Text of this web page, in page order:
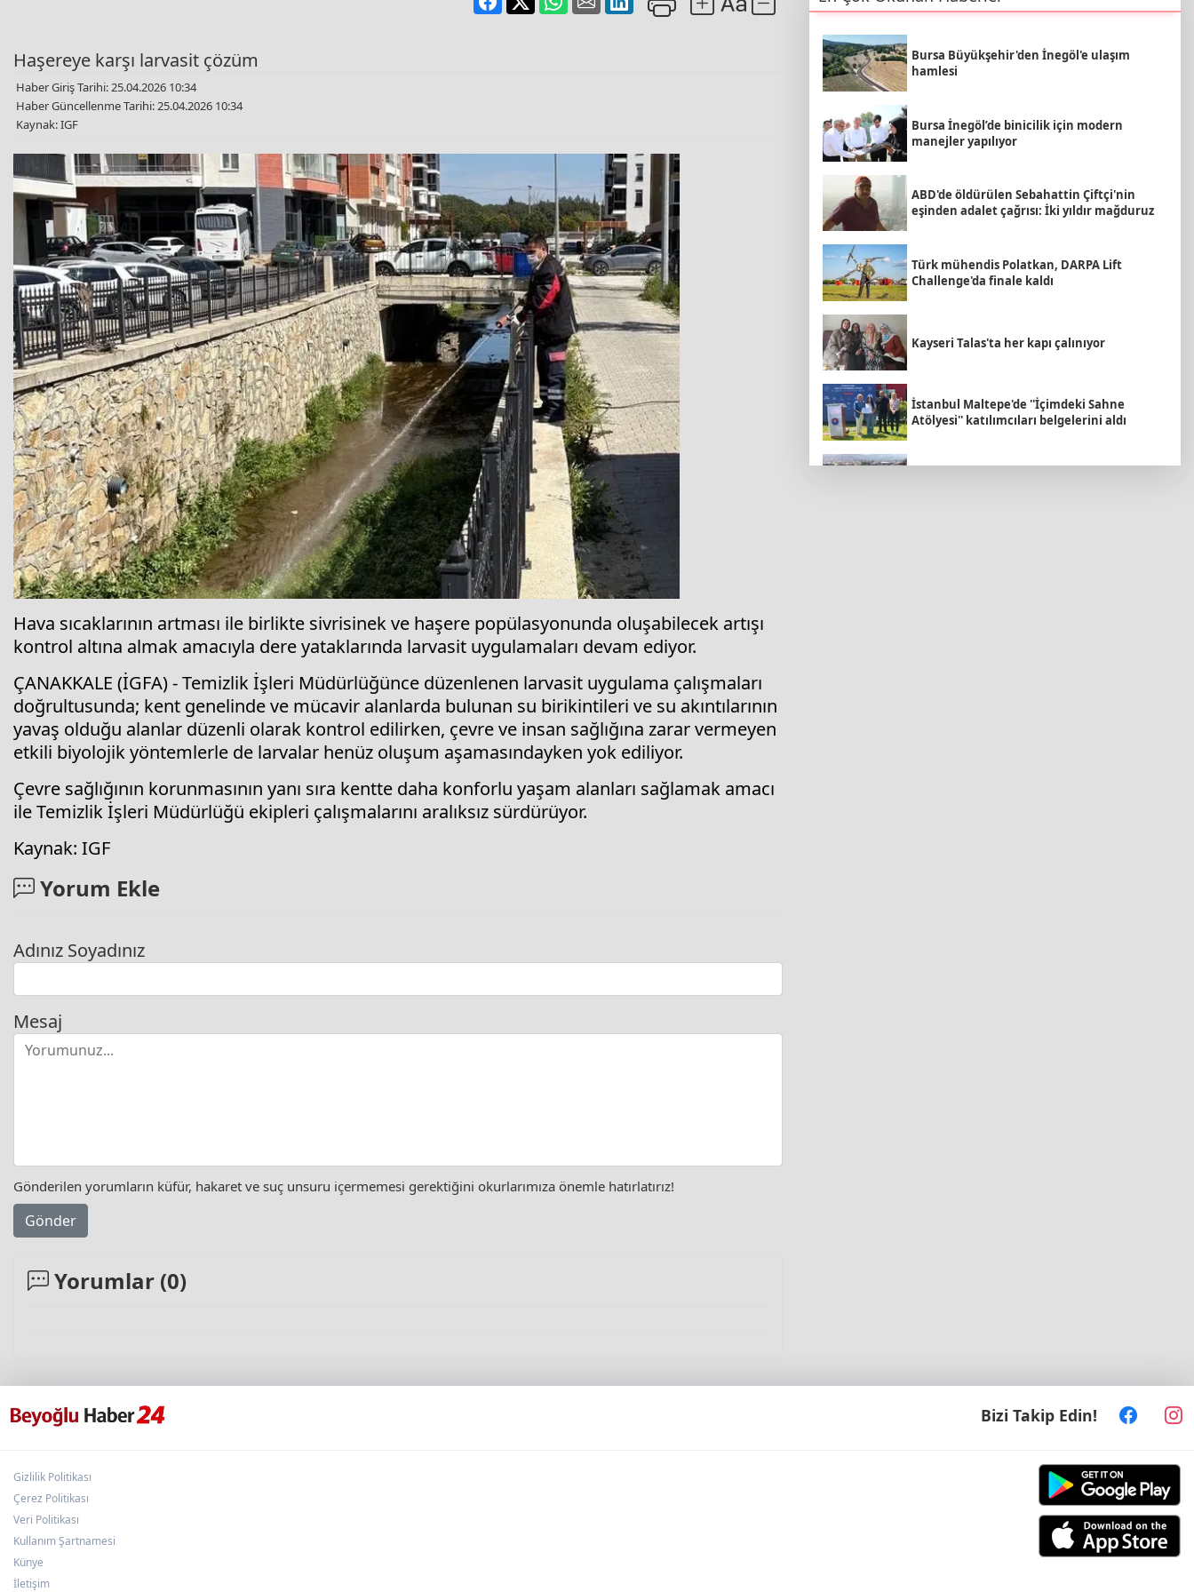
Haşereye karşı larvasit çözüm
Haber Giriş Tarihi: 25.04.2026 10:34
Haber Güncellenme Tarihi: 25.04.2026 10:34
Kaynak: IGF
Hava sıcaklarının artması ile birlikte sivrisinek ve haşere popülasyonunda oluşabilecek artışı
kontrol altına almak amacıyla dere yataklarında larvasit uygulamaları devam ediyor.
ÇANAKKALE (İGFA) - Temizlik İşleri Müdürlüğünce düzenlenen larvasit uygulama çalışmaları
doğrultusunda; kent genelinde ve mücavir alanlarda bulunan su birikintileri ve su akıntılarının
yavaş olduğu alanlar düzenli olarak kontrol edilirken, çevre ve insan sağlığına zarar vermeyen
etkili biyolojik yöntemlerle de larvalar henüz oluşum aşamasındayken yok ediliyor.
Çevre sağlığının korunmasının yanı sıra kentte daha konforlu yaşam alanları sağlamak amacı
ile Temizlik İşleri Müdürlüğü ekipleri çalışmalarını aralıksız sürdürüyor.
Kaynak: IGF
Yorum Ekle
Adınız Soyadınız
Mesaj
Gönderilen yorumların küfür, hakaret ve suç unsuru içermemesi gerektiğini okurlarımıza önemle hatırlatırız!
Gönder
Yorumlar (0)
Bursa Büyükşehir'den İnegöl'e ulaşım
hamlesi
Bursa İnegöl’de binicilik için modern
manejler yapılıyor
ABD'de öldürülen Sebahattin Çiftçi'nin
eşinden adalet çağrısı: İki yıldır mağduruz
Türk mühendis Polatkan, DARPA Lift
Challenge'da finale kaldı
Kayseri Talas'ta her kapı çalınıyor
İstanbul Maltepe'de ''İçimdeki Sahne
Atölyesi'' katılımcıları belgelerini aldı
Bizi Takip Edin!
Gizlilik Politikası
Çerez Politikası
Veri Politikası
Kullanım Şartnamesi
Künye
İletişim